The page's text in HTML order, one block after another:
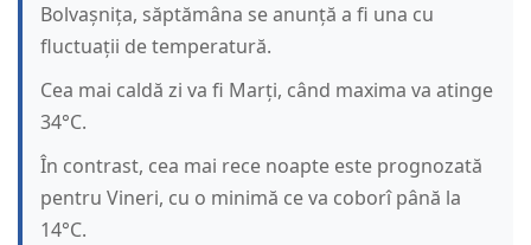
Bolvașnița, săptămâna se anunță a fi una cu
fluctuații de temperatură.
Cea mai caldă zi va fi Marți, când maxima va atinge
34°C.
În contrast, cea mai rece noapte este prognozată
pentru Vineri, cu o minimă ce va coborî până la
14°C.